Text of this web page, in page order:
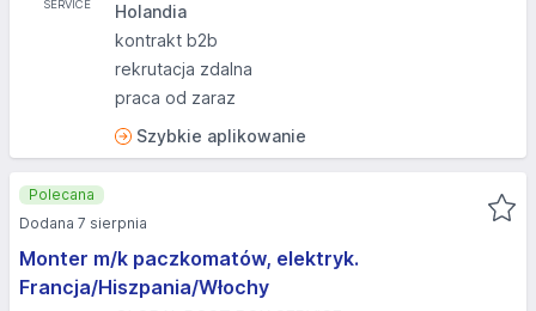
Holandia
kontrakt b2b
rekrutacja zdalna
praca od zaraz
Szybkie aplikowanie
Monter m/k paczkomatów, elektryk.
Francja/Hiszpania/Włochy
Polecana
Dodana 7 sierpnia